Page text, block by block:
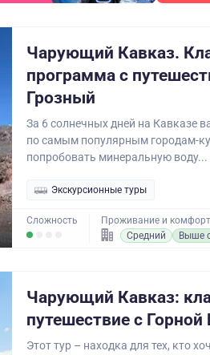
Чарующий Кавказ.
программа с
Грозный
За 6 солнечных дней на Кавказе
по самым популярным городам-
попробовать минеральную воду...
Экскурсионные туры
Сложность
Проживание и комфорт
Средний
Выше
Чарующий Кавказ:
путешествие с
Этот тур – находка для тех, кто